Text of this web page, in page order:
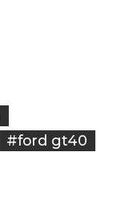
#ford gt40